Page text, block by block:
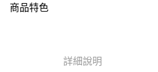
信用卡一次付款
商品特色
詳細說明